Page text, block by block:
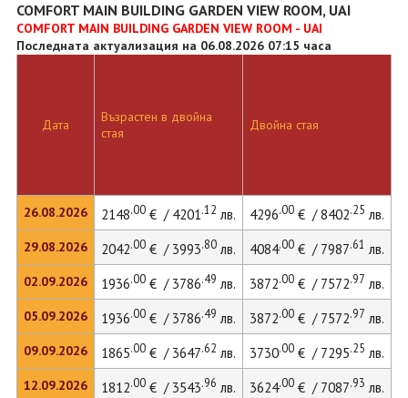
COMFORT MAIN BUILDING GARDEN VIEW ROOM, UAI
COMFORT MAIN BUILDING GARDEN VIEW ROOM - UAI
Последната актуализация на 06.08.2026 07:15 часа
Дата
26.08.2026
29.08.2026
02.09.2026
05.09.2026
09.09.2026
12.09.2026
Възрастен в двойна
стая
Двойна стая
2148.00€ / 4201.12 лв. 4296.00€ / 8402.25 лв.
2042.00€ / 3993.80лв. 4084.00€ / 7987.61 лв.
1936.00€ / 3786.49 лв. 3872.00€ / 7572.97 лв.
1936.00€ / 3786.49 лв. 3872.00€ / 7572.97 лв.
1865.00€ / 3647.62 лв. 3730.00€ / 7295.25 лв.
1812.00€ / 3543.96 лв. 3624.00€ / 7087.93 лв.